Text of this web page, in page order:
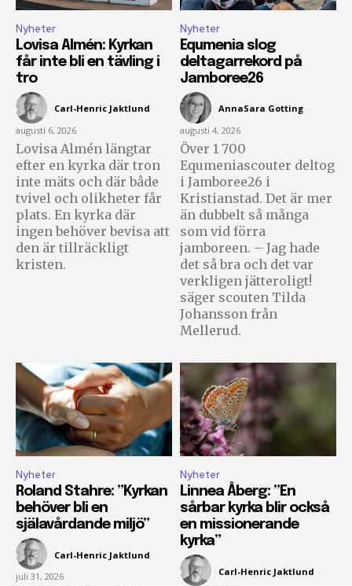
Nyheter
Lovisa Almén: Kyrkan
får inte bli en tävling i
tro
Carl-Henric Jaktlund -
augusti 6, 2026
Lovisa Almén längtar
efter en kyrka där tron
inte mäts och där både
tvivel och olikheter får
plats. En kyrka där
ingen behöver bevisa att
den är tillräckligt
kristen.
Nyheter
Equmenia slog
deltagarrekord på
Jamboree26
AnnaSara Gotting -
augusti 4, 2026
Över 1 700
Equmeniascouter deltog
i Jamboree26 i
Kristianstad. Det är mer
än dubbelt så många
som vid förra
jamboreen. – Jag hade
det så bra och det var
verkligen jätteroligt!
säger scouten Tilda
Johansson från
Mellerud.
Nyheter
Roland Stahre: ”Kyrkan
behöver bli en
själavårdande miljö”
Carl-Henric Jaktlund -
juli 31, 2026
Nyheter
Linnea Åberg: ”En
sårbar kyrka blir också
en missionerande
kyrka”
Carl-Henric Jaktlund -